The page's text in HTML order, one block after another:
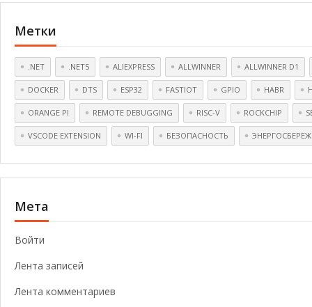
Метки
.NET .NET5 ALIEXPRESS ALLWINNER ALLWINNER D1
DOCKER DTS ESP32 FASTIOT GPIO HABR
ORANGE PI REMOTE DEBUGGING RISC-V ROCKCHIP
VSCODE EXTENSION WI-FI БЕЗОПАСНОСТЬ
Мета
Войти
Лента записей
Лента комментариев